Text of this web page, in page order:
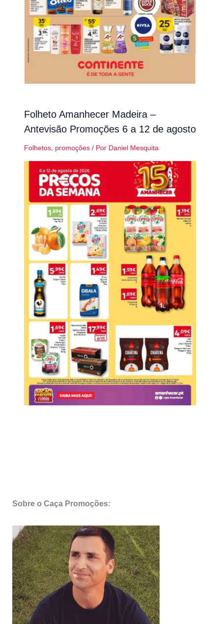
Folheto Amanhecer Madeira –
Antevisão Promoções 6 a 12 de agosto
Folhetos, promoções/ Por Daniel Mesquita
Sobre o Caça Promoções: